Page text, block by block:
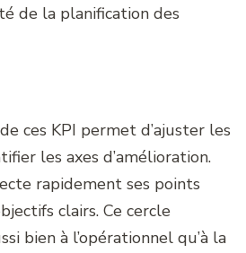
de la planification des
ces KPI permet d’ajuster les
les axes d’amélioration.
rapidement ses points
clairs. Ce cercle
bien à l’opérationnel qu’à la